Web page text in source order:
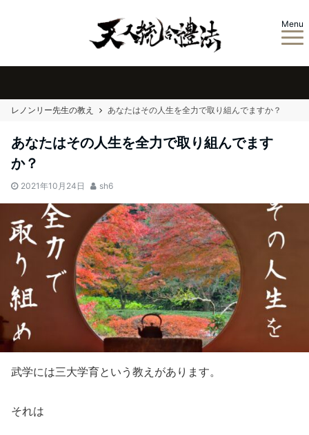
Menu
レノンリー先生の教え あなたはその人生を全力で取り組んでますか？
あなたはその人生を全力で取り組んでます
か？
2021年10月24日 sh6
武学には三大学育という教えがあります。
それは